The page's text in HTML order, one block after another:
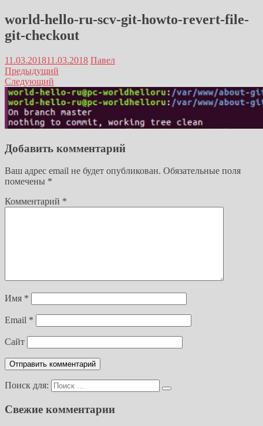
world-hello-ru-scv-git-howto-revert-file-
git-checkout
11.03.201811.03.2018 Павел
Предыдущий
Следующий
Добавить комментарий
Ваш адрес email не будет опубликован. Обязательные поля
помечены *
Комментарий *
Имя *
Email *
Сайт
Поиск для:
Свежие комментарии